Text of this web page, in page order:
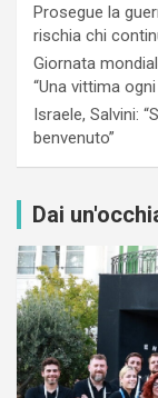
Prosegue la
rischia chi
Giornata
“Una vittima
Israele, Salvini:
benvenuto”
Dai